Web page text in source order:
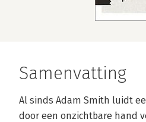
Samenvatting
Al sinds Adam Smith luidt
door een onzichtbare hand